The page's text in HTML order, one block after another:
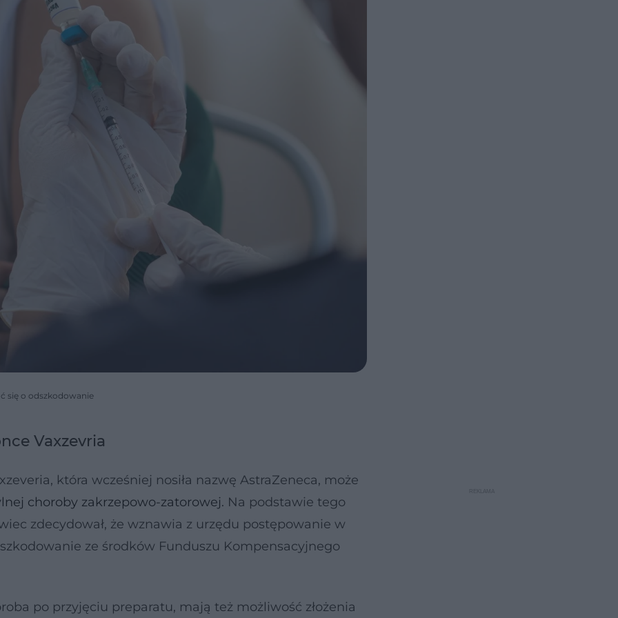
się o odszkodowanie
Vaxzevria
która wcześniej nosiła nazwę AstraZeneca, może
choroby zakrzepowo-zatorowej. Na podstawie tego
zdecydował, że wznawia z urzędu postępowanie w
ze środków Funduszu Kompensacyjnego
po przyjęciu preparatu, mają też możliwość złożenia